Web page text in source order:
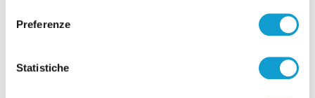
Preferenze
Statistiche